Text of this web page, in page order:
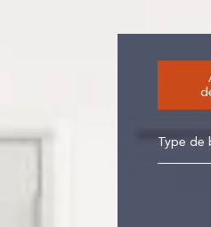
Type de